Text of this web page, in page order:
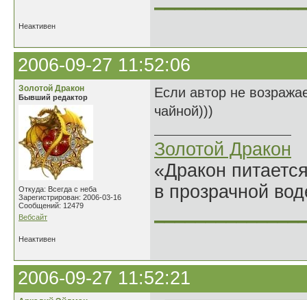
Неактивен
2006-09-27 11:52:06
Золотой Дракон
Бывший редактор
Откуда: Всегда с неба
Зарегистрирован: 2006-03-16
Сообщений: 12479
Вебсайт
Если автор не
чайной)))
Золотой Дракон
«Дракон
в прозрачной
Неактивен
2006-09-27 11:52:21